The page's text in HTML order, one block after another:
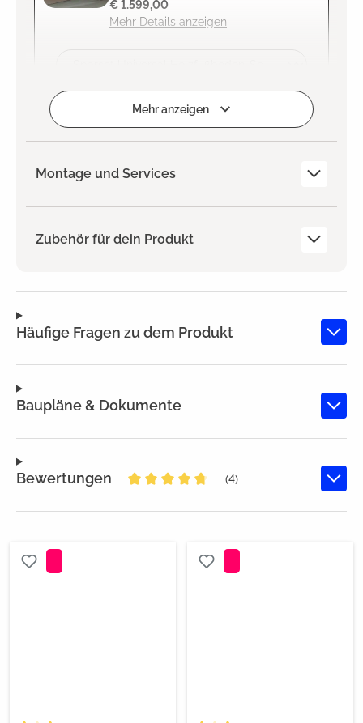
Mehr Details anzeigen
€ 1.599,00
Zum Projekt hinzufügen
Mehr anzeigen
Montage und Services
Zubehör für dein Produkt
Häufige Fragen zu dem Produkt
Baupläne & Dokumente
Bewertungen
(4)